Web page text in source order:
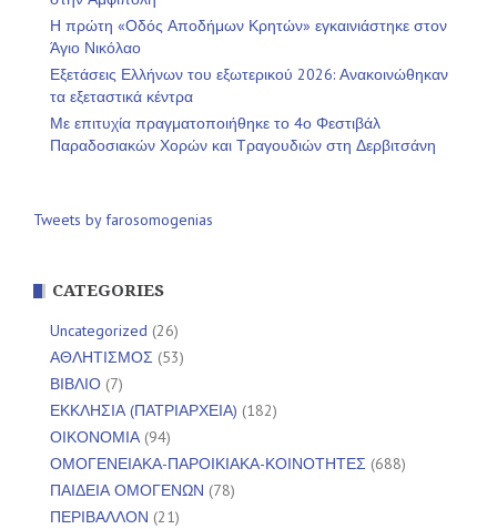
Η πρώτη «Οδός Αποδήμων Κρητών» εγκαινιάστηκε στον
Άγιο Νικόλαο
Εξετάσεις Ελλήνων του εξωτερικού 2026: Ανακοινώθηκαν
τα εξεταστικά κέντρα
Με επιτυχία πραγματοποιήθηκε το 4ο Φεστιβάλ
Παραδοσιακών Χορών και Τραγουδιών στη Δερβιτσάνη
Tweets by farosomogenias
CATEGORIES
Uncategorized (26)
ΑΘΛΗΤΙΣΜΟΣ (53)
ΒΙΒΛΙΟ (7)
ΕΚΚΛΗΣΙΑ (ΠΑΤΡΙΑΡΧΕΙΑ) (182)
ΟΙΚΟΝΟΜΙΑ(94)
ΟΜΟΓΕΝΕΙΑΚΑ-ΠΑΡΟΙΚΙΑΚΑ-ΚΟΙΝΟΤΗΤΕΣ (688)
ΠΑΙΔΕΙΑ ΟΜΟΓΕΝΩΝ (78)
ΠΕΡΙΒΑΛΛΟΝ (21)